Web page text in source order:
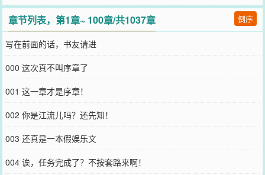
章节列表，第1章~ 100章/共1037章 倒序
写在前面的话，书友请进
000 这次真不叫序章了
001 这一章才是序章！
002 你是江流儿吗？还先知！
003 还真是一本假娱乐文
004 诶，任务完成了？不按套路来啊！